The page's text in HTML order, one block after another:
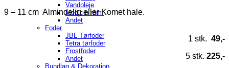
Vandpleje
Medicin mm.
Andet
Foder
JBL Tørfoder
Tetra tørfoder
Frostfoder
Andet
Bundlag & Dekoration
9 – 11 cm Almindelig eller Komet hale.
1 stk. 49,-
5 stk. 225,-